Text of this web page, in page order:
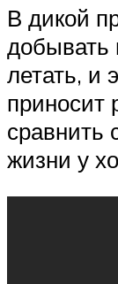
В дикой
добывать
летать, и
приносит
сравнить
жизни у